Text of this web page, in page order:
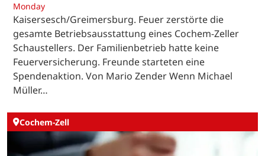
Monday
Kaisersesch/Greimersburg. Feuer zerstörte die
gesamte Betriebsausstattung eines Cochem-Zeller
Schaustellers. Der Familienbetrieb hatte keine
Feuerversicherung. Freunde starteten eine
Spendenaktion. Von Mario Zender Wenn Michael
Müller…
Cochem-Zell